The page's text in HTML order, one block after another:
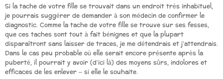
Si la tache de votre fille se trouvait dans un endroit très inhabituel,
je pourrais suggérer de demander à son médecin de confirmer le
diagnostic. Comme la tache de votre fille se trouve sur ses fesses,
que ces taches sont tout à fait bénignes et que la plupart
disparaîtront sans laisser de traces, je me détendrais et j’attendrais.
Dans le cas peu probable où elle serait encore présente après la
puberté, il pourrait y avoir (d’ici là) des moyens sûrs, indolores et
efficaces de les enlever – si elle le souhaite.